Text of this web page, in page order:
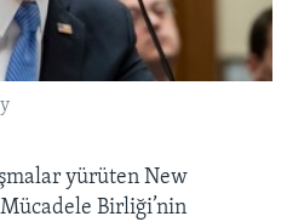
yürüten New
Birliği’nin